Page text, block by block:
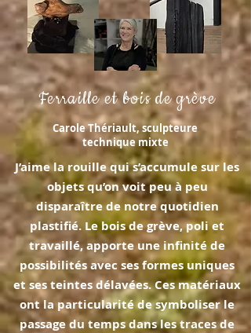
Ferraille et bois de grève
Carole Thériault, sculpteure
technique mixte
J’aime la rouille qui s’accumule sur les
objets qu’on voit peu à peu
disparaître de notre quotidien
plastifié. Le bois de grève, poli et
travaillé, apporte une infinité de
possibilités avec ses formes uniques
et ses teintes délavées. Ces matériaux
ont la particularité de symboliser le
passage du temps dans les traces de